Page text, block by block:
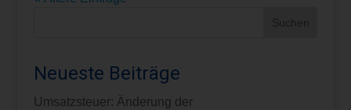
Neueste Beiträge
Umsatzsteuer: Änderung der